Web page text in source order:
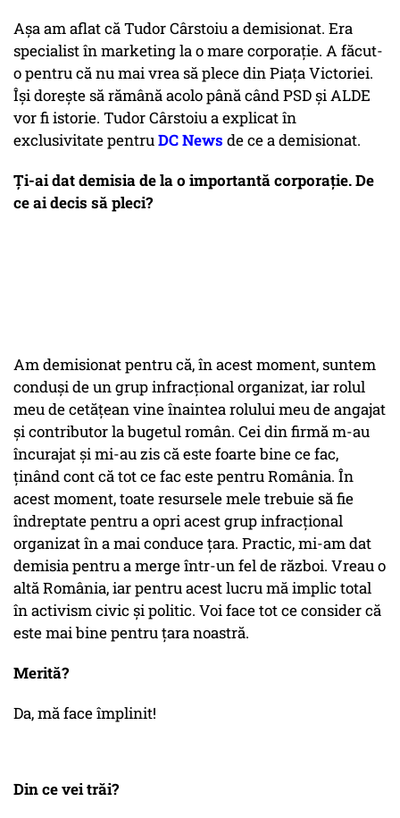
Așa am aflat că Tudor Cârstoiu a demisionat. Era
specialist în marketing la o mare corporație. A făcut-
o pentru că nu mai vrea să plece din Piața Victoriei.
Își dorește să rămână acolo până când PSD și ALDE
vor fi istorie. Tudor Cârstoiu a explicat în
exclusivitate pentruDC News de ce a demisionat.
Ți-ai dat demisia de la o importantă corporație. De
ce ai decis să pleci?
Am demisionat pentru că, în acest moment, suntem
conduși de un grup infracțional organizat, iar rolul
meu de cetățean vine înaintea rolului meu de angajat
și contributor la bugetul român. Cei din firmă m-au
încurajat și mi-au zis că este foarte bine ce fac,
ținând cont că tot ce fac este pentru România. În
acest moment, toate resursele mele trebuie să fie
îndreptate pentru a opri acest grup infracțional
organizat în a mai conduce țara. Practic, mi-am dat
demisia pentru a merge într-un fel de război. Vreau o
altă România, iar pentru acest lucru mă implic total
în activism civic și politic. Voi face tot ce consider că
este mai bine pentru țara noastră.
Merită?
Da, mă face împlinit!
Din ce vei trăi?